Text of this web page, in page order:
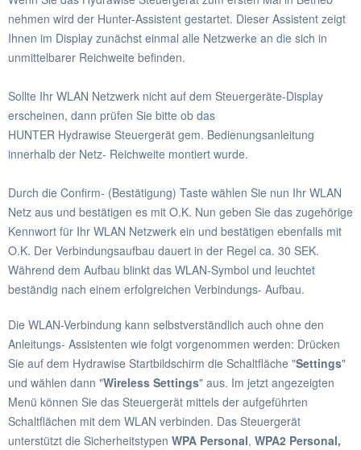
nehmen wird der Hunter-Assistent gestartet. Dieser Assistent zeigt
Ihnen im Display zunächst einmal alle Netzwerke an die sich in
unmittelbarer Reichweite befinden.
Sollte Ihr WLAN Netzwerk nicht auf dem Steuergeräte-Display
erscheinen, dann prüfen Sie bitte ob das
HUNTER Hydrawise Steuergerät gem. Bedienungsanleitung
innerhalb der Netz- Reichweite montiert wurde.
Durch die Confirm- (Bestätigung) Taste wählen Sie nun Ihr WLAN
Netz aus und bestätigen es mit O.K. Nun geben Sie das zugehörige
Kennwort für Ihr WLAN Netzwerk ein und bestätigen ebenfalls mit
O.K. Der Verbindungsaufbau dauert in der Regel ca. 30 SEK.
Während dem Aufbau blinkt das WLAN-Symbol und leuchtet
beständig nach einem erfolgreichen Verbindungs- Aufbau.
Die WLAN-Verbindung kann selbstverständlich auch ohne den
Anleitungs- Assistenten wie folgt vorgenommen werden: Drücken
Sie auf dem Hydrawise Startbildschirm die Schaltfläche "Settings"
und wählen dann "Wireless Settings" aus. Im jetzt angezeigten
Menü können Sie das Steuergerät mittels der aufgeführten
Schaltflächen mit dem WLAN verbinden. Das Steuergerät
unterstützt die Sicherheitstypen WPA Personal, WPA2 Personal,